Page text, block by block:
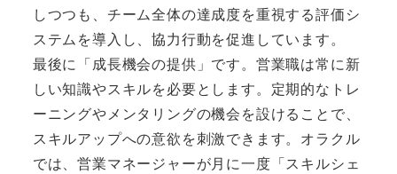
しつつも、チーム全体の達成度を重視する評価シ
ステムを導入し、協力行動を促進しています。
最後に「成長機会の提供」です。営業職は常に新
しい知識やスキルを必要とします。定期的なトレ
ーニングやメンタリングの機会を設けることで、
スキルアップへの意欲を刺激できます。オラクル
では、営業マネージャーが月に一度「スキルシェ